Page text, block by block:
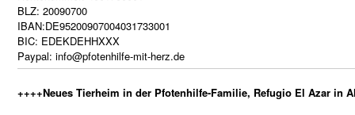
BLZ: 20090700
IBAN:DE95200907004031733001
BIC: EDEKDEHHXXX
Paypal: info@pfotenhilfe-mit-herz.de
++++Neues Tierheim in der Pfotenhilfe-Familie, Refugio El Azar in